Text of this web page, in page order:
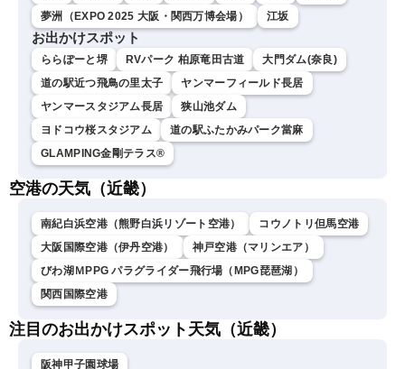
夢洲（EXPO 2025 大阪・関西万博会場）
江坂
お出かけスポット
ららぽーと堺 RVパーク 柏原竜田古道
大門ダム(奈良)
道の駅近つ飛鳥の里太子
ヤンマーフィールド長居
ヤンマースタジアム長居
狭山池ダム
ヨドコウ桜スタジアム
道の駅ふたかみパーク當麻
GLAMPING金剛テラス®
空港の天気（近畿）
南紀白浜空港（熊野白浜リゾート空港）
コウノトリ但馬空港
大阪国際空港（伊丹空港）
神戸空港（マリンエア）
びわ湖ＭPPG パラグライダー飛行場（MPG琵琶湖）
関西国際空港
注目のお出かけスポット天気（近畿）
阪神甲子園球場